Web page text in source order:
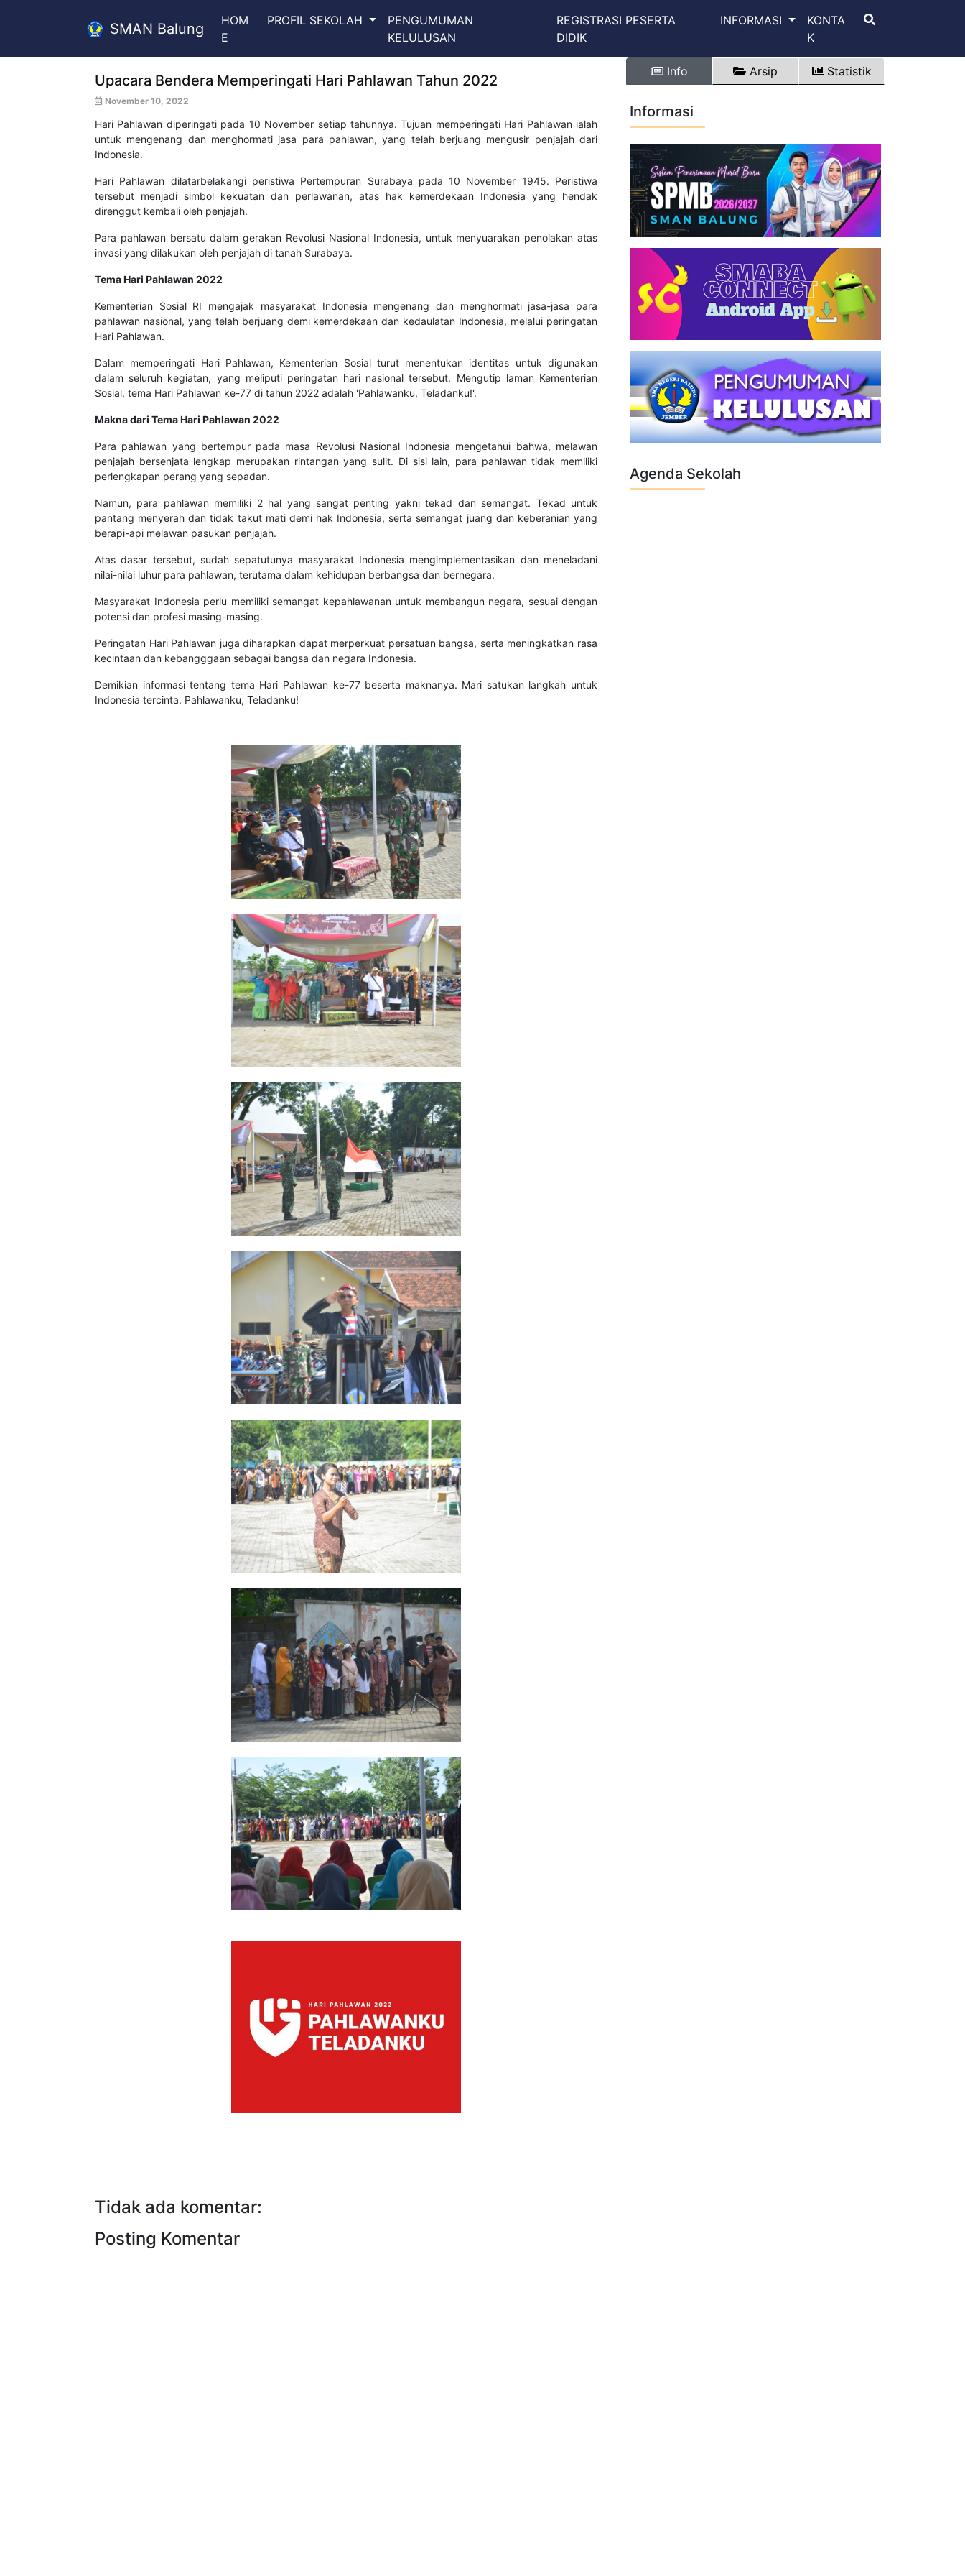
SMAN Balung
HOM
E
PROFIL SEKOLAH
PENGUMUMAN
KELULUSAN
REGISTRASI PESERTA
DIDIK
INFORMASI
KONTA
K
Upacara Bendera Memperingati Hari Pahlawan Tahun 2022
November 10, 2022
Hari Pahlawan diperingati pada 10 November setiap tahunnya. Tujuan memperingati Hari Pahlawan ialah
untuk mengenang dan menghormati jasa para pahlawan, yang telah berjuang mengusir penjajah dari
Indonesia.
Hari Pahlawan dilatarbelakangi peristiwa Pertempuran Surabaya pada 10 November 1945. Peristiwa
tersebut menjadi simbol kekuatan dan perlawanan, atas hak kemerdekaan Indonesia yang hendak
direnggut kembali oleh penjajah.
Para pahlawan bersatu dalam gerakan Revolusi Nasional Indonesia, untuk menyuarakan penolakan atas
invasi yang dilakukan oleh penjajah di tanah Surabaya.
Tema Hari Pahlawan 2022
Kementerian Sosial RI mengajak masyarakat Indonesia mengenang dan menghormati jasa-jasa para
pahlawan nasional, yang telah berjuang demi kemerdekaan dan kedaulatan Indonesia, melalui peringatan
Hari Pahlawan.
Dalam memperingati Hari Pahlawan, Kementerian Sosial turut menentukan identitas untuk digunakan
dalam seluruh kegiatan, yang meliputi peringatan hari nasional tersebut. Mengutip laman Kementerian
Sosial, tema Hari Pahlawan ke-77 di tahun 2022 adalah 'Pahlawanku, Teladanku!'.
Makna dari Tema Hari Pahlawan 2022
Para pahlawan yang bertempur pada masa Revolusi Nasional Indonesia mengetahui bahwa, melawan
penjajah bersenjata lengkap merupakan rintangan yang sulit. Di sisi lain, para pahlawan tidak memiliki
perlengkapan perang yang sepadan.
Namun, para pahlawan memiliki 2 hal yang sangat penting yakni tekad dan semangat. Tekad untuk
pantang menyerah dan tidak takut mati demi hak Indonesia, serta semangat juang dan keberanian yang
berapi-api melawan pasukan penjajah.
Atas dasar tersebut, sudah sepatutunya masyarakat Indonesia mengimplementasikan dan meneladani
nilai-nilai luhur para pahlawan, terutama dalam kehidupan berbangsa dan bernegara.
Masyarakat Indonesia perlu memiliki semangat kepahlawanan untuk membangun negara, sesuai dengan
potensi dan profesi masing-masing.
Peringatan Hari Pahlawan juga diharapkan dapat merperkuat persatuan bangsa, serta meningkatkan rasa
kecintaan dan kebangggaan sebagai bangsa dan negara Indonesia.
Demikian informasi tentang tema Hari Pahlawan ke-77 beserta maknanya. Mari satukan langkah untuk
Indonesia tercinta. Pahlawanku, Teladanku!
Tidak ada komentar:
Posting Komentar
Info Arsip Statistik
Informasi
Agenda Sekolah